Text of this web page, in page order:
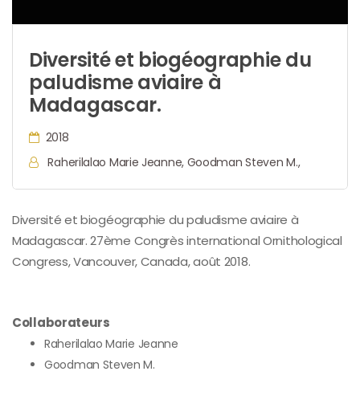
Diversité et biogéographie du
paludisme aviaire à
Madagascar.
2018
Raherilalao Marie Jeanne, Goodman Steven M.,
Diversité et biogéographie du paludisme aviaire à
Madagascar. 27ème Congrès international Ornithological
Congress, Vancouver, Canada, août 2018.
Collaborateurs
Raherilalao Marie Jeanne
Goodman Steven M.